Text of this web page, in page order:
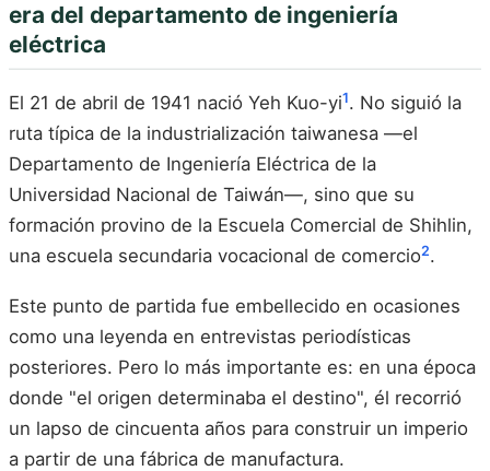
era del departamento de ingeniería
eléctrica
El 21 de abril de 1941 nació Yeh Kuo-yi1. No siguió la
ruta típica de la industrialización taiwanesa —el
Departamento de Ingeniería Eléctrica de la
Universidad Nacional de Taiwán—, sino que su
formación provino de la Escuela Comercial de Shihlin,
una escuela secundaria vocacional de comercio2.
Este punto de partida fue embellecido en ocasiones
como una leyenda en entrevistas periodísticas
posteriores. Pero lo más importante es: en una época
donde "el origen determinaba el destino", él recorrió
un lapso de cincuenta años para construir un imperio
a partir de una fábrica de manufactura.